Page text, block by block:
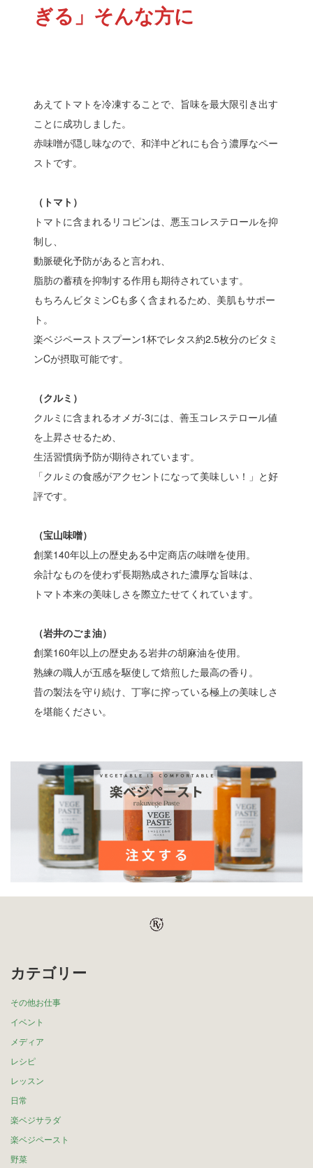
ぎる」そんな方に
あえてトマトを冷凍することで、旨味を最大限引き出す
ことに成功しました。
赤味噌が隠し味なので、和洋中どれにも合う濃厚なペー
ストです。
（トマト）
トマトに含まれるリコピンは、悪玉コレステロールを抑
制し、
動脈硬化予防があると言われ、
脂肪の蓄積を抑制する作用も期待されています。
もちろんビタミンCも多く含まれるため、美肌もサポー
ト。
楽ベジペーストスプーン1杯でレタス約2.5枚分のビタミ
ンCが摂取可能です。
（クルミ）
クルミに含まれるオメガ-3には、善玉コレステロール値
を上昇させるため、
生活習慣病予防が期待されています。
「クルミの食感がアクセントになって美味しい！」と好
評です。
（宝山味噌）
創業140年以上の歴史ある中定商店の味噌を使用。
余計なものを使わず長期熟成された濃厚な旨味は、
トマト本来の美味しさを際立たせてくれています。
（岩井のごま油）
創業160年以上の歴史ある岩井の胡麻油を使用。
熟練の職人が五感を駆使して焙煎した最高の香り。
昔の製法を守り続け、丁寧に搾っている極上の美味しさ
を堪能ください。
カテゴリー
その他お仕事
イベント
メディア
レシピ
レッスン
日常
楽ベジサラダ
楽ベジペースト
野菜